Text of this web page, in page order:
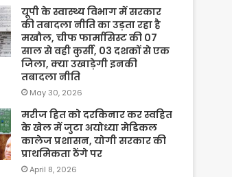
यूपी के स्वास्थ्य विभाग में सरकार
की तबादला नीति का उड़ता रहा है
मखौल, चीफ फार्मासिस्ट की 07
साल से वही कुर्सी, 03 दशकों से एक
जिला, क्या उखाड़ेगी इनकी
तबादला नीति
May 30, 2026
मरीज हित को दरकिनार कर स्वहित
के खेल में जुटा अयोध्या मेडिकल
कालेज प्रशासन, योगी सरकार की
प्राथमिकता ठेंगे पर
April 8, 2026